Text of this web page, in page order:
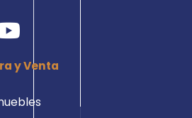
y Venta